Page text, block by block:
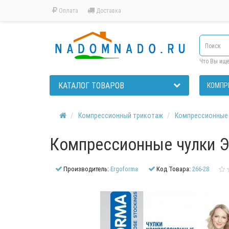
Оплата Доставка
Что Вы
КАТАЛОГ ТОВАРОВ
Компрессионный трикотаж Компрессионные
Компрессионные чулки
Производитель:Ergoforma Код Товара:266-28